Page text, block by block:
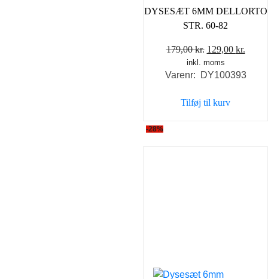
DYSESÆT 6MM DELLORTO
STR. 60-82
179,00kr. Den
oprindelige
pris
179,00 kr..
129,00 kr.
pris
inkl. moms
Varenr: DY100393
Tilføj til kurv
-28%